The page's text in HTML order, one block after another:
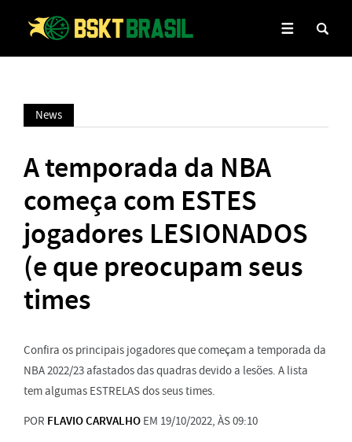
News
A temporada da NBA
começa com ESTES
jogadores LESIONADOS
(e que preocupam seus
times
Confira os principais jogadores que começam a temporada da
NBA 2022/23 afastados das quadras devido a lesões. A lista
tem algumas ESTRELAS dos seus times.
POR FLAVIO CARVALHO EM 19/10/2022, ÀS 09:10